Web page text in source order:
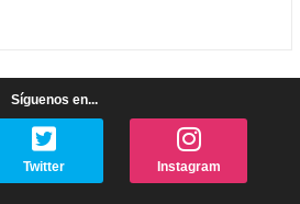
Síguenos en...
Twitter Instagram